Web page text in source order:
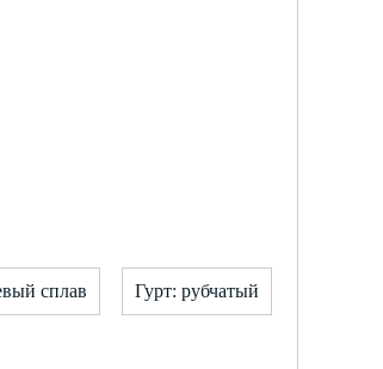
сплав Гурт: рубчатый